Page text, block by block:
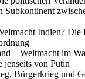
Subkontinent
Indien?
– Weltmacht im
jenseits von Putin
Bürgerkrieg und